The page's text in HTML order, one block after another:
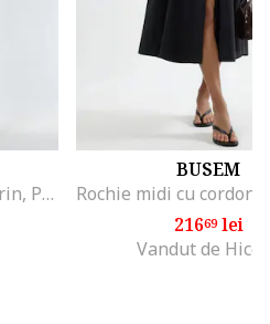
Rochie Midi Albastru Marin, Poliester, Fara Maneci, Decolteu Patrat
BUSEM
21669lei
Vandut de